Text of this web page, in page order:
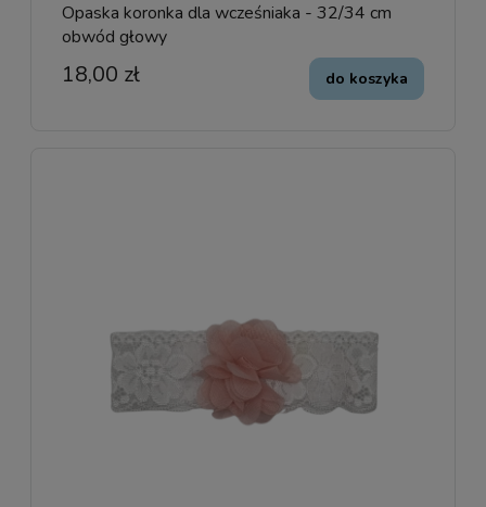
Opaska koronka dla wcześniaka - 32/34 cm
obwód głowy
18,00 zł do koszyka